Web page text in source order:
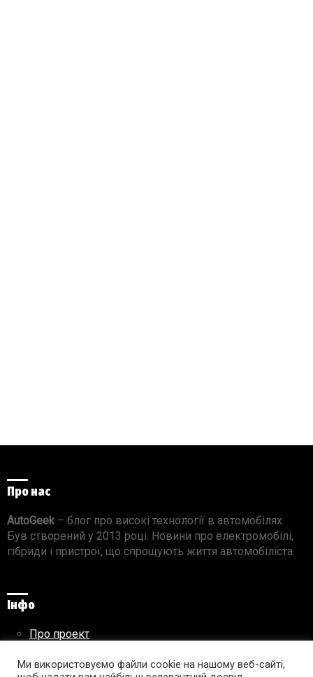
Про нас
AutoGeek – блог про високі технології в автомобілях.
Був створений у 2013 році. Новини про електромобілі,
гібриди і пристрої, що спрощують життя автомобіліста.
Інфо
Про проект
Правила використання матеріалів
Ми використовуємо файли cookie на нашому веб-сайті,